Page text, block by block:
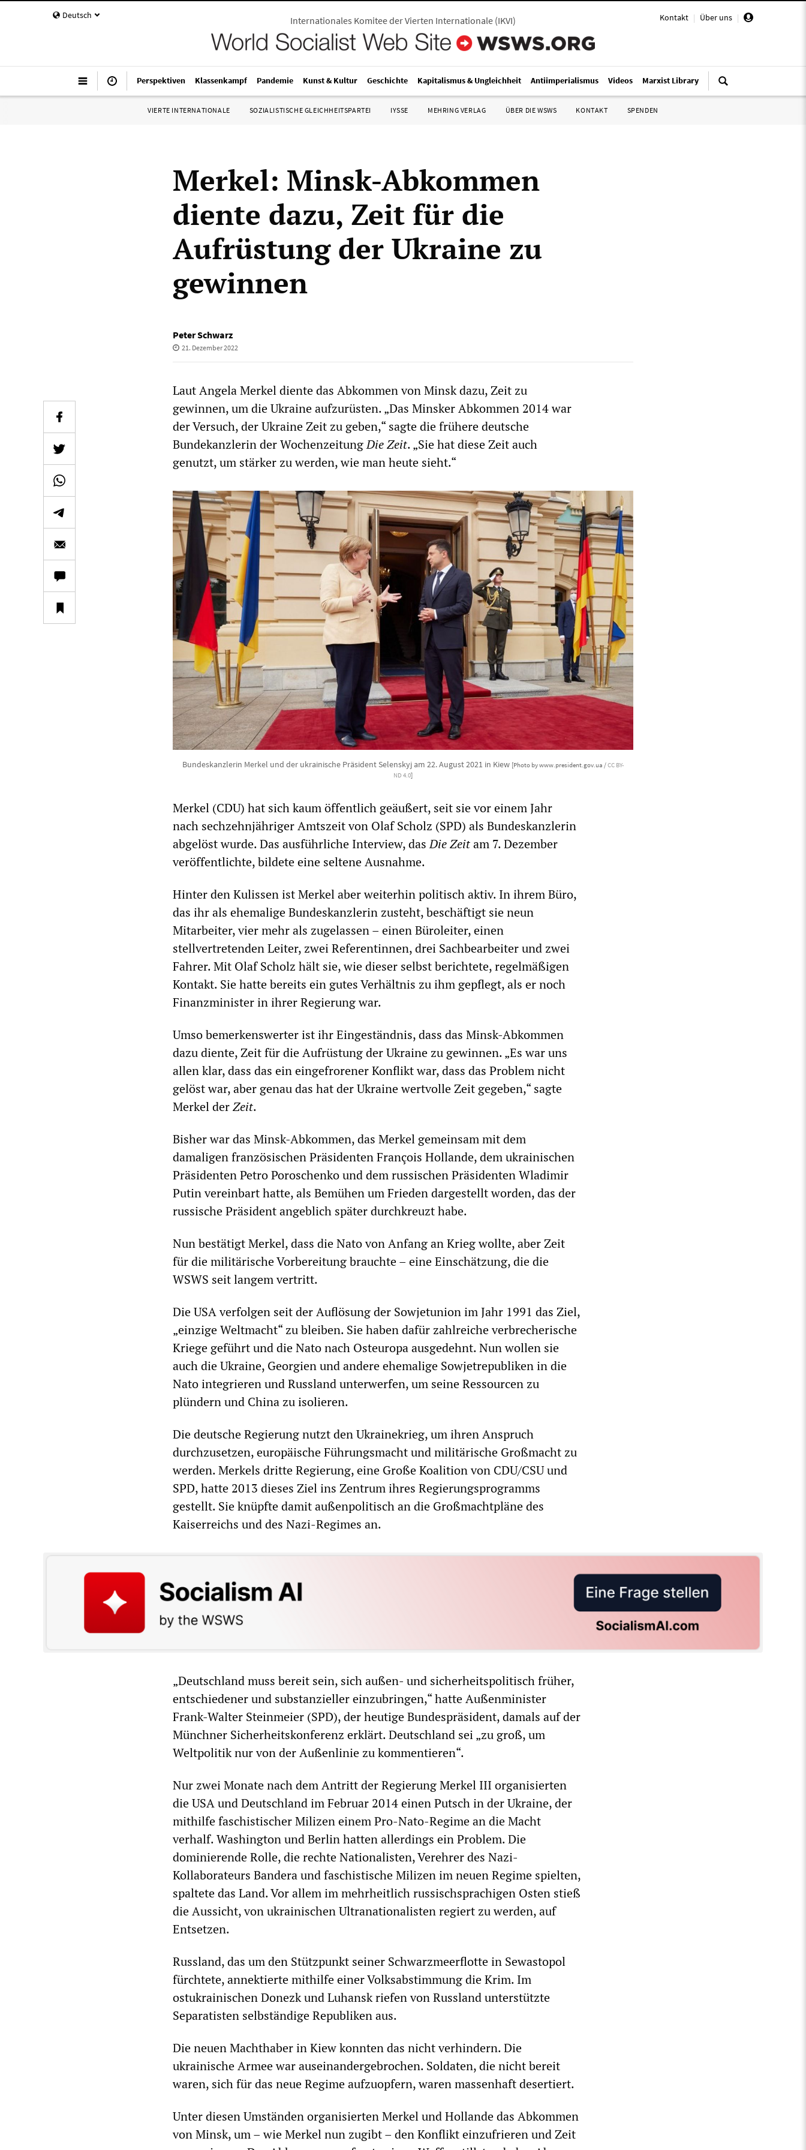
Deutsch Kontakt | Über uns |
Internationales Komitee der Vierten Internationale (IKVI)
Perspektiven Klassenkampf Pandemie Kunst & Kultur Geschichte Kapitalismus & Ungleichheit Antiimperialismus Videos Marxist Library
VIERTE INTERNATIONALE SOZIALISTISCHE GLEICHHEITSPARTEI IYSSE MEHRING VERLAG ÜBER DIE WSWS KONTAKT SPENDEN
Merkel: Minsk-Abkommen
diente dazu, Zeit für die
Aufrüstung der Ukraine zu
gewinnen
Peter Schwarz
21. Dezember 2022
Laut Angela Merkel diente das Abkommen von Minsk dazu, Zeit zu
gewinnen, um die Ukraine aufzurüsten. „Das Minsker Abkommen 2014 war
der Versuch, der Ukraine Zeit zu geben,“ sagte die frühere deutsche
Bundekanzlerin der WochenzeitungDie Zeit. „Sie hat diese Zeit auch
genutzt, um stärker zu werden, wie man heute sieht.“
Bundeskanzlerin Merkel und der ukrainische Präsident Selenskyj am 22. August 2021 in Kiew [Photo by www.president.gov.ua /CC BY-
ND 4.0]
Merkel (CDU) hat sich kaum öffentlich geäußert, seit sie vor einem Jahr
nach sechzehnjähriger Amtszeit von Olaf Scholz (SPD) als Bundeskanzlerin
abgelöst wurde. Das ausführliche Interview, dasDie Zeitam 7. Dezember
veröffentlichte, bildete eine seltene Ausnahme.
Hinter den Kulissen ist Merkel aber weiterhin politisch aktiv. In ihrem Büro,
das ihr als ehemalige Bundeskanzlerin zusteht, beschäftigt sie neun
Mitarbeiter, vier mehr als zugelassen – einen Büroleiter, einen
stellvertretenden Leiter, zwei Referentinnen, drei Sachbearbeiter und zwei
Fahrer. Mit Olaf Scholz hält sie, wie dieser selbst berichtete, regelmäßigen
Kontakt. Sie hatte bereits ein gutes Verhältnis zu ihm gepflegt, als er noch
Finanzminister in ihrer Regierung war.
Umso bemerkenswerter ist ihr Eingeständnis, dass das Minsk-Abkommen
dazu diente, Zeit für die Aufrüstung der Ukraine zu gewinnen. „Es war uns
allen klar, dass das ein eingefrorener Konflikt war, dass das Problem nicht
gelöst war, aber genau das hat der Ukraine wertvolle Zeit gegeben,“ sagte
Merkel derZeit.
Bisher war das Minsk-Abkommen, das Merkel gemeinsam mit dem
damaligen französischen Präsidenten François Hollande, dem ukrainischen
Präsidenten Petro Poroschenko und dem russischen Präsidenten Wladimir
Putin vereinbart hatte, als Bemühen um Frieden dargestellt worden, das der
russische Präsident angeblich später durchkreuzt habe.
Nun bestätigt Merkel, dass die Nato von Anfang an Krieg wollte, aber Zeit
für die militärische Vorbereitung brauchte – eine Einschätzung, die die
WSWS seit langem vertritt.
Die USA verfolgen seit der Auflösung der Sowjetunion im Jahr 1991 das Ziel,
„einzige Weltmacht“ zu bleiben. Sie haben dafür zahlreiche verbrecherische
Kriege geführt und die Nato nach Osteuropa ausgedehnt. Nun wollen sie
auch die Ukraine, Georgien und andere ehemalige Sowjetrepubliken in die
Nato integrieren und Russland unterwerfen, um seine Ressourcen zu
plündern und China zu isolieren.
Die deutsche Regierung nutzt den Ukrainekrieg, um ihren Anspruch
durchzusetzen, europäische Führungsmacht und militärische Großmacht zu
werden. Merkels dritte Regierung, eine Große Koalition von CDU/CSU und
SPD, hatte 2013 dieses Ziel ins Zentrum ihres Regierungsprogramms
gestellt. Sie knüpfte damit außenpolitisch an die Großmachtpläne des
Kaiserreichs und des Nazi-Regimes an.
„Deutschland muss bereit sein, sich außen- und sicherheitspolitisch früher,
entschiedener und substanzieller einzubringen,“ hatte Außenminister
Frank-Walter Steinmeier (SPD), der heutige Bundespräsident, damals auf der
Münchner Sicherheitskonferenz erklärt. Deutschland sei „zu groß, um
Weltpolitik nur von der Außenlinie zu kommentieren“.
Nur zwei Monate nach dem Antritt der Regierung Merkel III organisierten
die USA und Deutschland im Februar 2014 einen Putsch in der Ukraine, der
mithilfe faschistischer Milizen einem Pro-Nato-Regime an die Macht
verhalf. Washington und Berlin hatten allerdings ein Problem. Die
dominierende Rolle, die rechte Nationalisten, Verehrer des Nazi-
Kollaborateurs Bandera und faschistische Milizen im neuen Regime spielten,
spaltete das Land. Vor allem im mehrheitlich russischsprachigen Osten stieß
die Aussicht, von ukrainischen Ultranationalisten regiert zu werden, auf
Entsetzen.
Russland, das um den Stützpunkt seiner Schwarzmeerflotte in Sewastopol
fürchtete, annektierte mithilfe einer Volksabstimmung die Krim. Im
ostukrainischen Donezk und Luhansk riefen von Russland unterstützte
Separatisten selbständige Republiken aus.
Die neuen Machthaber in Kiew konnten das nicht verhindern. Die
ukrainische Armee war auseinandergebrochen. Soldaten, die nicht bereit
waren, sich für das neue Regime aufzuopfern, waren massenhaft desertiert.
Unter diesen Umständen organisierten Merkel und Hollande das Abkommen
von Minsk, um – wie Merkel nun zugibt – den Konflikt einzufrieren und Zeit